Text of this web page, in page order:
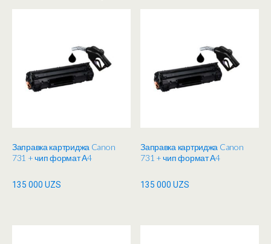
Заправка картриджа Canon
731 + чип формат А4
135 000 UZS
Заправка картриджа Canon
731 + чип формат А4
135 000UZS